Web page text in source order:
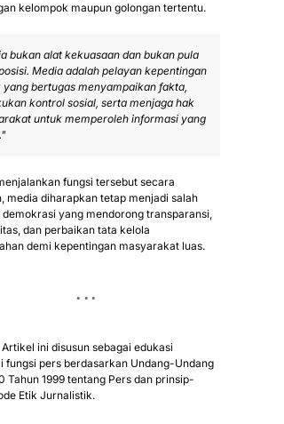
kelompok maupun golongan tertentu.
bukan alat kekuasaan dan bukan pula
Media adalah pelayan kepentingan
yang bertugas menyampaikan fakta,
kontrol sosial, serta menjaga hak
untuk memperoleh informasi yang
fungsi tersebut secara
media diharapkan tetap menjadi salah
yang mendorong transparansi,
dan perbaikan tata kelola
demi kepentingan masyarakat luas.
Artikel ini disusun sebagai edukasi
fungsi pers berdasarkan Undang-Undang
Tahun 1999 tentang Pers dan prinsip-
Etik Jurnalistik.